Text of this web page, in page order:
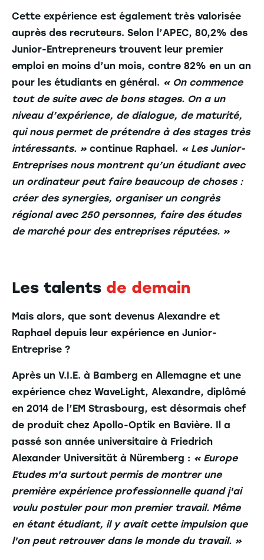
Cette expérience est également très valorisée
auprès des recruteurs. Selon l’APEC, 80,2% des
Junior-Entrepreneurs trouvent leur premier
emploi en moins d’un mois, contre 82% en un an
pour les étudiants en général. « On commence
tout de suite avec de bons stages. On a un
niveau d’expérience, de dialogue, de maturité,
qui nous permet de prétendre à des stages très
intéressants. » continue Raphael. « Les Junior-
Entreprises nous montrent qu’un étudiant avec
un ordinateur peut faire beaucoup de choses :
créer des synergies, organiser un congrès
régional avec 250 personnes, faire des études
de marché pour des entreprises réputées. »
Les talents de demain
Mais alors, que sont devenus Alexandre et
Raphael depuis leur expérience en Junior-
Entreprise ?
Après un V.I.E. à Bamberg en Allemagne et une
expérience chez WaveLight, Alexandre, diplômé
en 2014 de l’EM Strasbourg, est désormais chef
de produit chez Apollo-Optik en Bavière. Il a
passé son année universitaire à Friedrich
Alexander Universität à Nüremberg : « Europe
Etudes m'a surtout permis de montrer une
première expérience professionnelle quand j'ai
voulu postuler pour mon premier travail. Même
en étant étudiant, il y avait cette impulsion que
l'on peut retrouver dans le monde du travail. »